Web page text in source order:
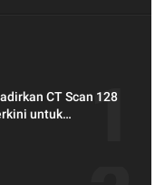
CT Scan 128
untuk